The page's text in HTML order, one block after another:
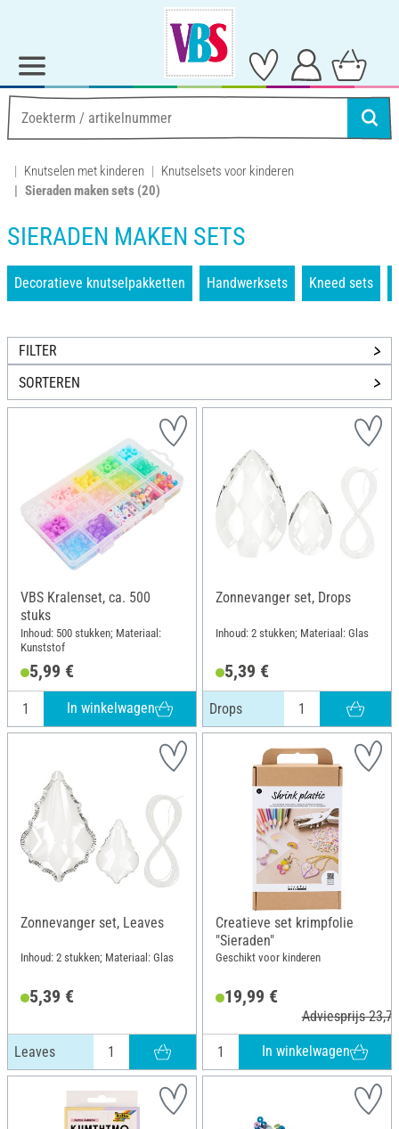
Knutselen met kinderen
Knutselsets voor kinderen
Sieraden maken sets (20)
SIERADEN MAKEN SETS
Decoratieve knutselpakketten Handwerksets Kneed sets
FILTER
SORTEREN
VBS Kralenset, ca. 500
stuks
Inhoud: 500 stukken; Materiaal:
Kunststof
5,99 €
In winkelwagen
Zonnevanger set, Drops
Inhoud: 2 stukken; Materiaal: Glas
5,39 €
Drops
Zonnevanger set, Leaves
Inhoud: 2 stukken; Materiaal: Glas
5,39 €
Leaves
Creatieve set krimpfolie
"Sieraden"
Geschikt voor kinderen
19,99 €
Adviesprijs
In winkelwagen